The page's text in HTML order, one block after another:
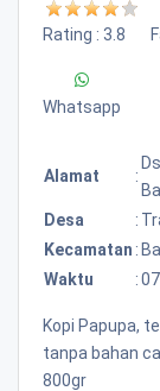
Rating : 3.8
Whatsapp
Alamat :
Desa
:
Kecamatan :
Waktu
:
Kopi Papupa,
tanpa bahan
800gr